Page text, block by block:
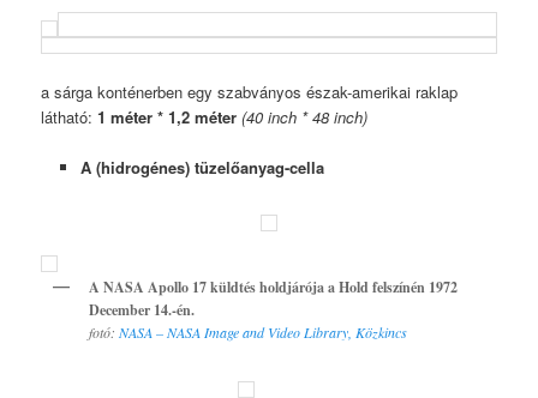
a sárga konténerben egy szabványos észak-amerikai raklap
látható:1 méter * 1,2 méter (40 inch * 48 inch)
A (hidrogénes) tüzelőanyag-cella
A NASA Apollo 17 küldtés holdjárója a Hold felszínén 1972
December 14.-én.
fotó:NASA – NASA Image and Video Library, Közkincs